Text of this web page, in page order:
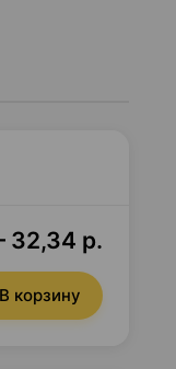
32,34 р.
В корзину